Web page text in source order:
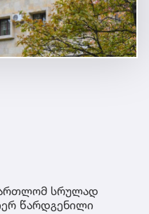
სრულად
წარდგენილი